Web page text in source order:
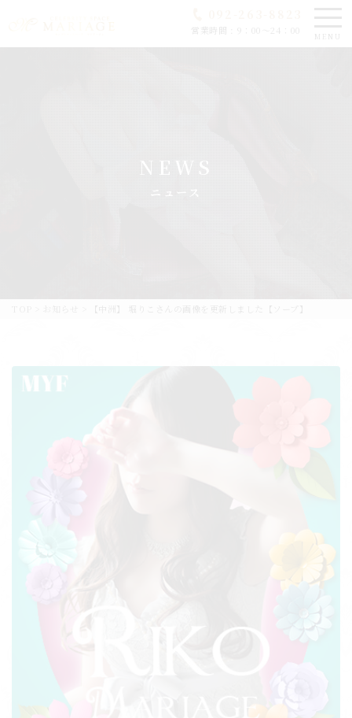
MENU
営業時間 : 9：00～24：00
NEWS
ニュース